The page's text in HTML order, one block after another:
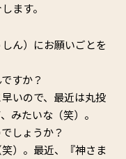
ます。
ん）にお願いごとを
すか？
いので、最近は丸投
みたいな（笑）。
しょうか？
）。最近、『神さま